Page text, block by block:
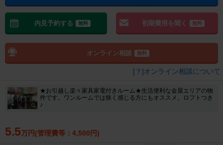
内見予約する 無料 初期費用を聞く 無料
オンライン相談 無料
[？]オンライン相談について
★お引越し楽々家具家電付きルーム★生活便利な金屋エリアの物
件です。ワンルームでは狭く感じる方にもオススメ。ロフトつき
♪
5.5万円(管理費等：4,500円)